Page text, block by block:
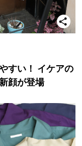
すい！ イケアの
顔が登場